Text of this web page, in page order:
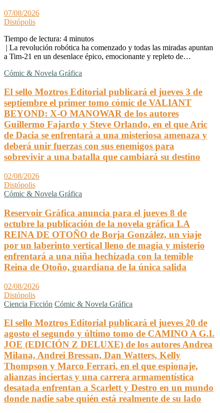
07/08/2026
Distópolis
Tiempo de lectura: 4 minutos
| La revolución robótica ha comenzado y todas las miradas apuntan
a Tim-21 en un desenlace épico, emocionante y repleto de…
Cómic & Novela Gráfica
El sello Moztros Editorial publicará el jueves 3 de
septiembre el primer tomo cómic de VALIANT
BEYOND: X-O MANOWAR de los autores
Guillermo Fajardo y Steve Orlando, en el que Aric
de Dacia se enfrentará a una misteriosa amenaza y
deberá unir fuerzas con sus enemigos para
sobrevivir a una batalla que cambiará su destino
02/08/2026
Distópolis
Cómic & Novela Gráfica
Reservoir Gráfica anuncia para el jueves 8 de
octubre la publicación de la novela gráfica LA
REINA DE OTOÑO de Borja González, un viaje
por un laberinto vertical lleno de magia y misterio
enfrentará a una niña hechizada con la temible
Reina de Otoño, guardiana de la única salida
02/08/2026
Distópolis
Ciencia Ficción Cómic & Novela Gráfica
El sello Moztros Editorial publicará el jueves 20 de
agosto el segundo y último tomo de CAMINO A G.I.
JOE (EDICIÓN Z DELUXE) de los autores Andrea
Milana, Andrei Bressan, Dan Watters, Kelly
Thompson y Marco Ferrari, en el que espionaje,
alianzas inciertas y una carrera armamentística
desatada enfrentan a Scarlett y Destro en un mundo
donde nadie sabe quién está realmente de su lado